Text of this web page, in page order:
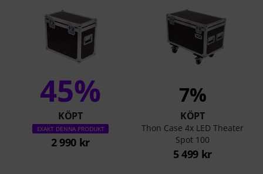
45%
KÖPT
EXAKT DENNA PRODUKT
2 990 kr
7%
KÖPT
Thon Case 4x LED Theater
Spot 100
5 499 kr